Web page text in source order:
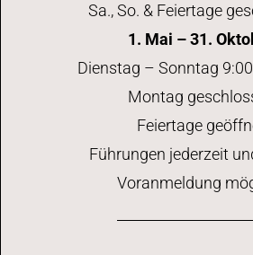
Sa., So. & Feiertage
1. Mai – 31.
Dienstag – Sonntag
Montag
Feiertage
Führungen jederzeit
Voranmeldung